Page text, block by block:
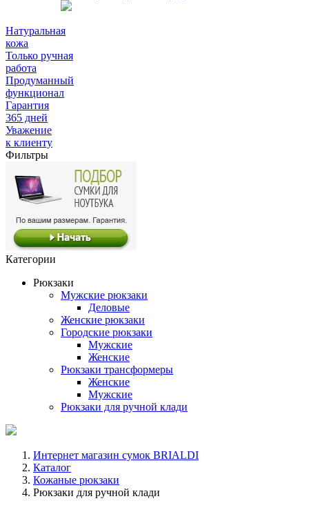
Натуральная
кожа
Только ручная
работа
Продуманный
функционал
Гарантия
365 дней
Уважение
к клиенту
Фильтры
Категории
Рюкзаки
Мужские рюкзаки
Деловые
Женские рюкзаки
Городские рюкзаки
Мужские
Женские
Рюкзаки трансформеры
Женские
Мужские
Рюкзаки для ручной клади
Интернет магазин сумок BRIALDI
Каталог
Кожаные рюкзаки
Рюкзаки для ручной клади